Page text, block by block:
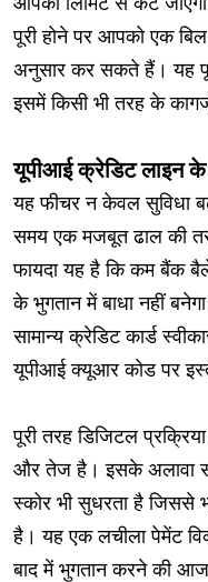
पूरी होने पर आपको एक
अनुसार कर सकते हैं। यह
इसमें किसी भी तरह के
यूपीआई क्रेडिट लाइन के
यह फीचर न केवल सुविधा
समय एक मजबूत ढाल की
फायदा यह है कि कम बैंक
के भुगतान में बाधा नहीं
सामान्य क्रेडिट कार्ड
यूपीआई क्यूआर कोड पर
पूरी तरह डिजिटल
और तेज है। इसके अलावा
स्कोर भी सुधरता है जिससे
है। यह एक लचीला पेमेंट
बाद में भुगतान करने की